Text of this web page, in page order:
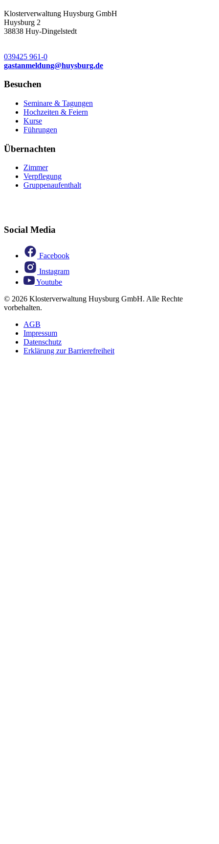
Klosterverwaltung Huysburg GmbH
Huysburg 2
38838 Huy-Dingelstedt
039425 961-0
gastanmeldung@huysburg.de
Besuchen
Seminare & Tagungen
Hochzeiten & Feiern
Kurse
Führungen
Übernachten
Zimmer
Verpflegung
Gruppenaufenthalt
Social Media
Facebook
Instagram
Youtube
© 2026 Klosterverwaltung Huysburg GmbH. Alle Rechte
vorbehalten.
AGB
Impressum
Datenschutz
Erklärung zur Barrierefreiheit